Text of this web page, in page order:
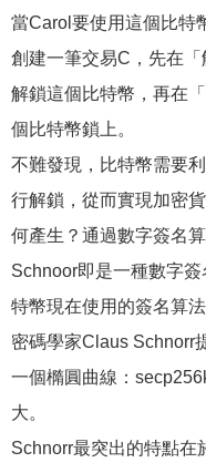
當Carol要使用這個比特
創建一筆交易C，先在
解鎖這個比特幣，再在
個比特幣鎖上。
不難發現，比特幣需要
行解鎖，從而實現加密
何產生？通過數字簽名算
Schnoor即是一種數字
特幣現在使用的簽名算
密碼學家Claus Schnorr
一個橢圓曲線：
大。
Schnorr最突出的特點在